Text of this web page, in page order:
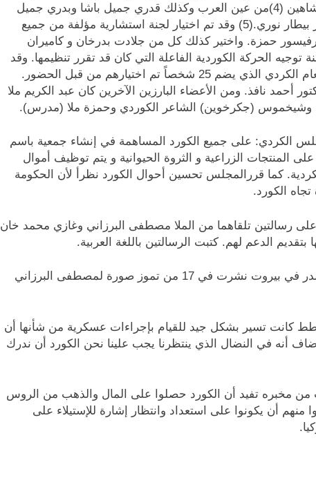
البرفيسور حمزة (3)وبوزان شاهين و مصطفى شاهين (4)من عين العرب وكذلك قدري جميل باشا وبدري جميل
باشا وممدوح سليم (مفتش في التربية) والدكتور بيطار نوري.(5) وقد تم اختيار لجنة استشارية مؤلفة من جميع
حمزة. واختير كذلك كل من جلادت بدرخان و كاميران
الحركة الكوردية الفاعلة التي كان قد تقرر تنظيمها. وقد
تم تعيين اللجنة الإستشارية من قبل المجلس العام الكردي الذي يضم 25 شخصاً تم اختيارهم من قبل الحضور.
أحمد نافذ. ومن الأعضاء البارزين الآخرين كان عبد الكريم ملا
الكردي: على جميع الكورد المساهمة في إنشاء جمعية باسم
المنتجات الزراعية و الثروة الحيوانية و يتم توظيف أموال
كما قررالمجلس تحسين أحوال الكورد نظرأ لأن الحكومة
الكورد.
رسالتين تلقاهما من الملا مصطفى البرزاني وغازي محمد خان
ومن الجدير بالذكر أن جريدة (Le Jour) التي تصدر في بيروت نشرت في 17 من تموز صورة لمصطفى البرزاني
كانت تسير بشكل جيد للقيام بإجراءات عسكرية من شأنها أن
أنه في النضال الذي ينتظرنا يجب علينا نحن الكورد أن ندرك
مخبره تفيد أن الكورد حصلوا على المال والذهب من الروس
أن يكونوا على استعداد وانتظار إشارة للإستيلاء على